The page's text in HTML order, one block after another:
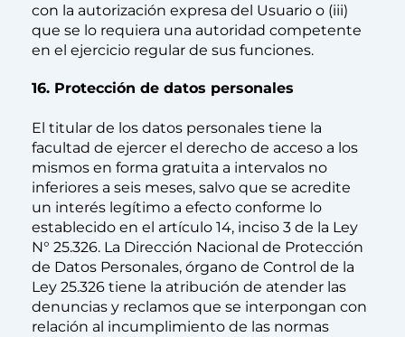
con la autorización expresa del Usuario o (iii)
que se lo requiera una autoridad competente
en el ejercicio regular de sus funciones.
16. Protección de datos personales
El titular de los datos personales tiene la
facultad de ejercer el derecho de acceso a los
mismos en forma gratuita a intervalos no
inferiores a seis meses, salvo que se acredite
un interés legítimo a efecto conforme lo
establecido en el artículo 14, inciso 3 de la Ley
N° 25.326. La Dirección Nacional de Protección
de Datos Personales, órgano de Control de la
Ley 25.326 tiene la atribución de atender las
denuncias y reclamos que se interpongan con
relación al incumplimiento de las normas